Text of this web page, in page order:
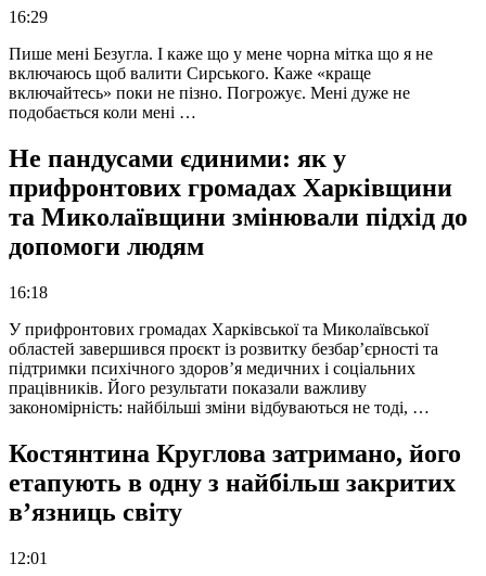
16:29
Пише мені Безугла. І каже що у мене чорна мітка що я не
включаюсь щоб валити Сирського. Каже «краще
включайтесь» поки не пізно. Погрожує. Мені дуже не
подобається коли мені …
Не пандусами єдиними: як у
прифронтових громадах Харківщини
та Миколаївщини змінювали підхід до
допомоги людям
16:18
У прифронтових громадах Харківської та Миколаївської
областей завершився проєкт із розвитку безбар’єрності та
підтримки психічного здоров’я медичних і соціальних
працівників. Його результати показали важливу
закономірність: найбільші зміни відбуваються не тоді, …
Костянтина Круглова затримано, його
етапують в одну з найбільш закритих
в’язниць світу
12:01